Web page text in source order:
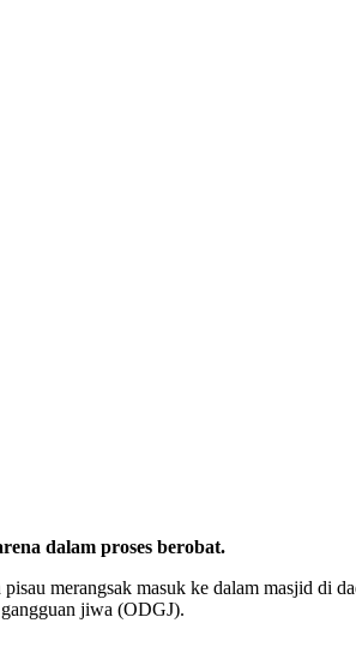
dalam proses berobat.
merangsak masuk ke dalam masjid di
jiwa (ODGJ).